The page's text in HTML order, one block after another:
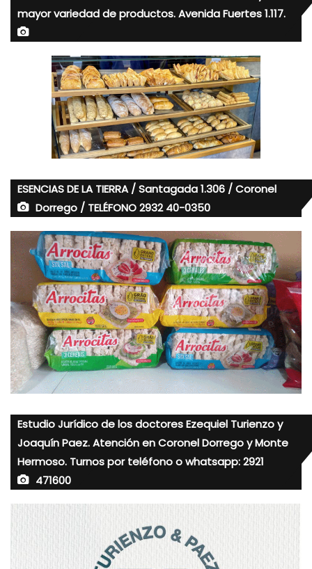
mayor variedad de productos. Avenida Fuertes 1.117.
ESENCIAS DE LA TIERRA / Santagada 1.306 / Coronel
Dorrego / TELÉFONO 2932 40-0350
Estudio Jurídico de los doctores Ezequiel Turienzo y
Joaquín Paez. Atención en Coronel Dorrego y Monte
Hermoso. Turnos por teléfono o whatsapp: 2921
471600